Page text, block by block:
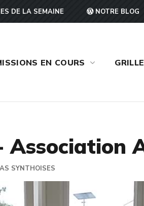
DE LA SEMAINE NOTRE BLOG
EN COURS
Association
SYNTHOISES